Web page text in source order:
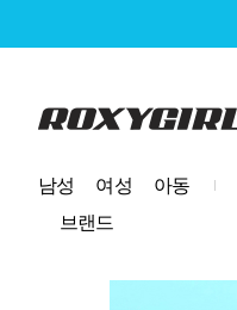
로고
남성 여성 아동
브랜드